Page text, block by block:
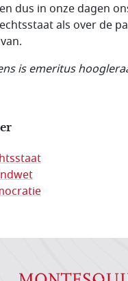
dus in onze dagen
als over de
is emeritus